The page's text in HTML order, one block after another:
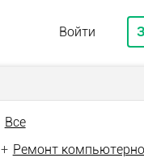
Войти
Все
+ Ремонт